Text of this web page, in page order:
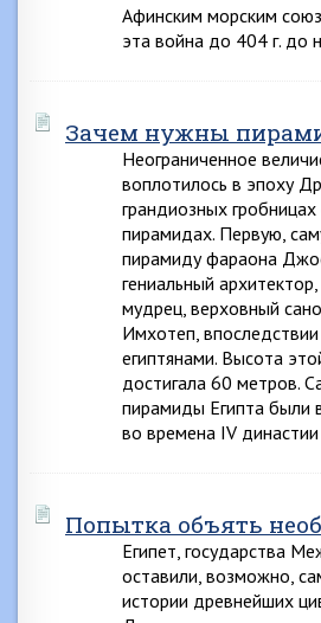
Афинским морским
эта война до 404 г. до
Зачем нужны
Неограниченное
воплотилось в эпоху
грандиозных
пирамидах. Первую,
пирамиду фараона
гениальный
мудрец, верховный
Имхотеп,
египтянами. Высота
достигала 60 метров.
пирамиды Египта были
во времена IV
Попытка объять
Египет, государства
оставили, возможно,
истории древнейших